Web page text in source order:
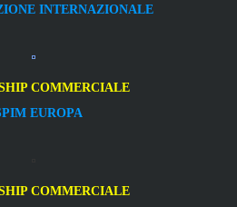
INTERNAZIONALE
COMMERCIALE
EUROPA
COMMERCIALE